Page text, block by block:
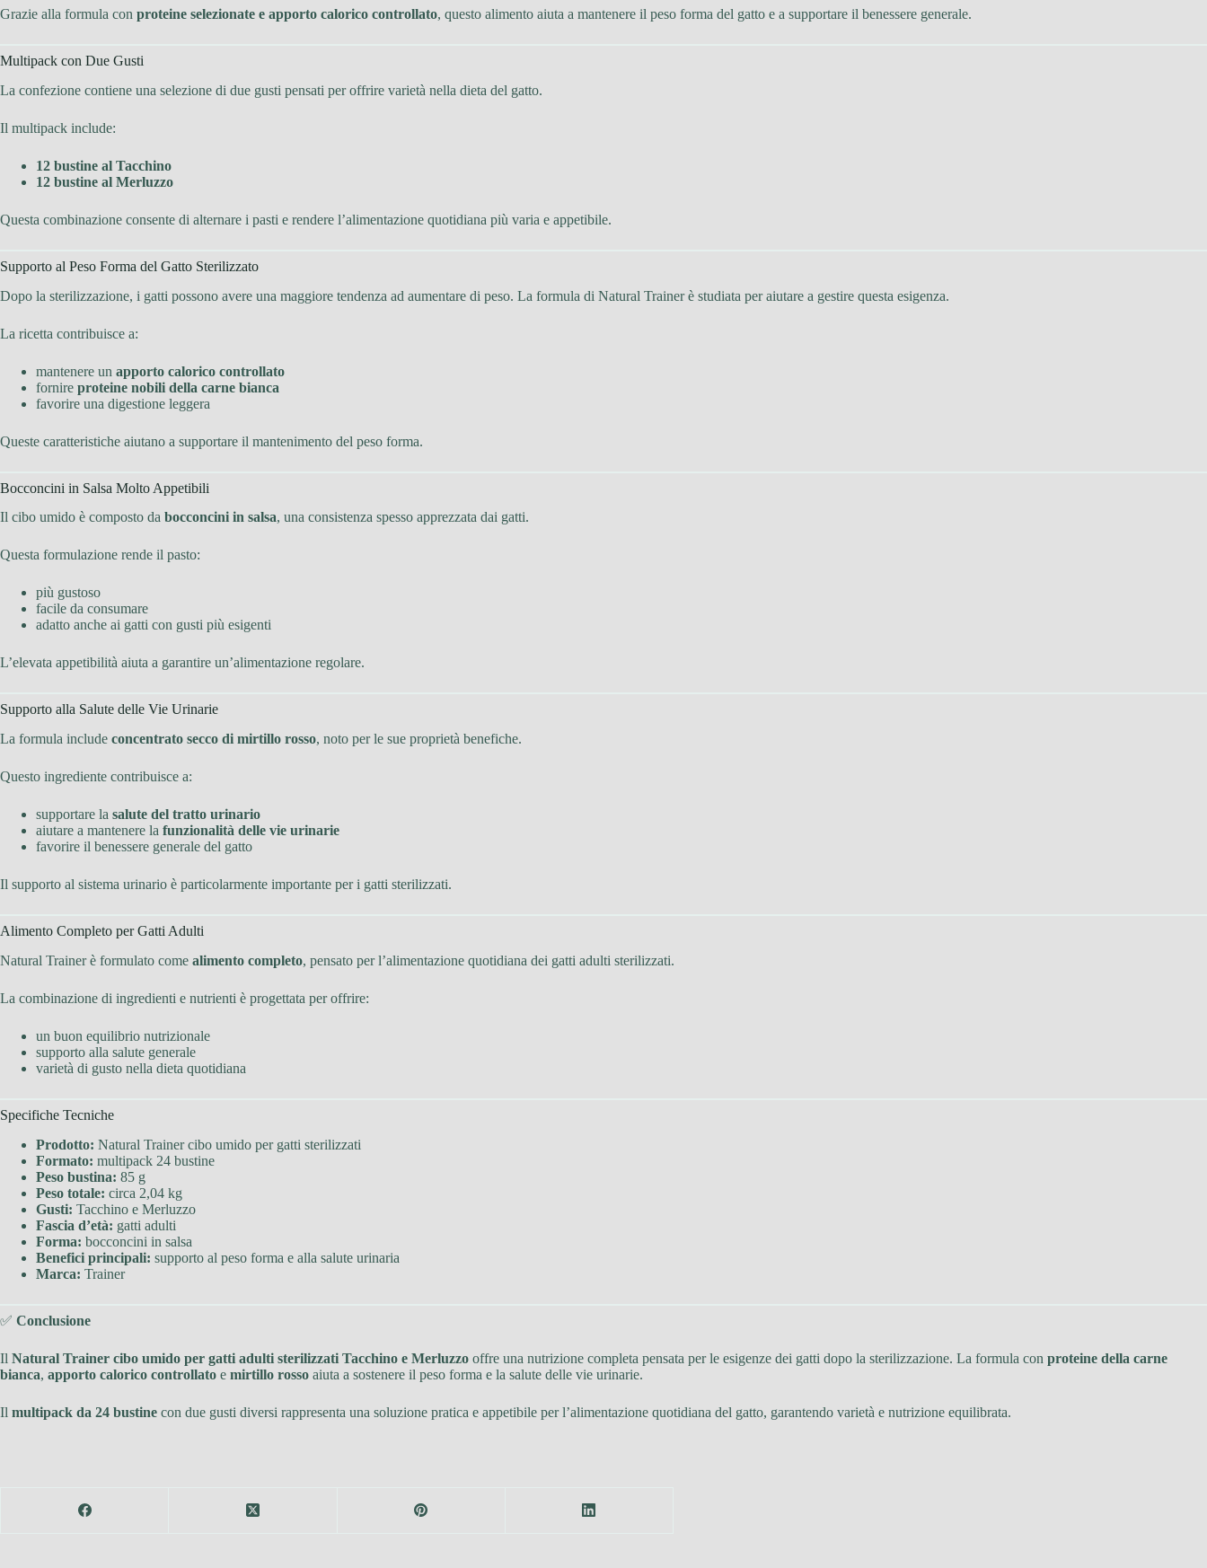
Grazie alla formula con proteine selezionate e apporto calorico controllato, questo alimento aiuta a mantenere il peso forma del gatto e a supportare il benessere generale.
Multipack con Due Gusti
La confezione contiene una selezione di due gusti pensati per offrire varietà nella dieta del gatto.
Il multipack include:
12 bustine al Tacchino
12 bustine al Merluzzo
Questa combinazione consente di alternare i pasti e rendere l’alimentazione quotidiana più varia e appetibile.
Supporto al Peso Forma del Gatto Sterilizzato
Dopo la sterilizzazione, i gatti possono avere una maggiore tendenza ad aumentare di peso. La formula di Natural Trainer è studiata per aiutare a gestire questa esigenza.
La ricetta contribuisce a:
mantenere un apporto calorico controllato
fornire proteine nobili della carne bianca
favorire una digestione leggera
Queste caratteristiche aiutano a supportare il mantenimento del peso forma.
Bocconcini in Salsa Molto Appetibili
Il cibo umido è composto da bocconcini in salsa, una consistenza spesso apprezzata dai gatti.
Questa formulazione rende il pasto:
più gustoso
facile da consumare
adatto anche ai gatti con gusti più esigenti
L’elevata appetibilità aiuta a garantire un’alimentazione regolare.
Supporto alla Salute delle Vie Urinarie
La formula include concentrato secco di mirtillo rosso, noto per le sue proprietà benefiche.
Questo ingrediente contribuisce a:
supportare la salute del tratto urinario
aiutare a mantenere la funzionalità delle vie urinarie
favorire il benessere generale del gatto
Il supporto al sistema urinario è particolarmente importante per i gatti sterilizzati.
Alimento Completo per Gatti Adulti
Natural Trainer è formulato come alimento completo, pensato per l’alimentazione quotidiana dei gatti adulti sterilizzati.
La combinazione di ingredienti e nutrienti è progettata per offrire:
un buon equilibrio nutrizionale
supporto alla salute generale
varietà di gusto nella dieta quotidiana
Specifiche Tecniche
Prodotto: Natural Trainer cibo umido per gatti sterilizzati
Formato: multipack 24 bustine
Peso bustina: 85 g
Peso totale: circa 2,04 kg
Gusti: Tacchino e Merluzzo
Fascia d’età: gatti adulti
Forma: bocconcini in salsa
Benefici principali: supporto al peso forma e alla salute urinaria
Marca: Trainer
✅ Conclusione
Il Natural Trainer cibo umido per gatti adulti sterilizzati Tacchino e Merluzzo offre una nutrizione completa pensata per le esigenze dei gatti dopo la sterilizzazione. La formula con proteine della carne
bianca, apporto calorico controllato e mirtillo rosso aiuta a sostenere il peso forma e la salute delle vie urinarie.
Il multipack da 24 bustine con due gusti diversi rappresenta una soluzione pratica e appetibile per l’alimentazione quotidiana del gatto, garantendo varietà e nutrizione equilibrata.